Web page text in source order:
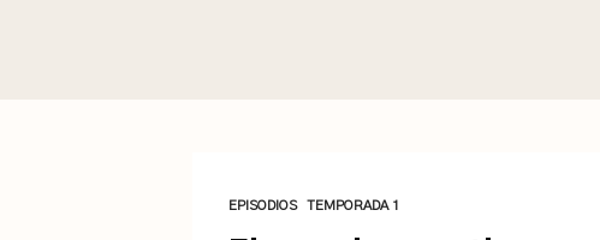
EPISODIOS TEMPORADA 1